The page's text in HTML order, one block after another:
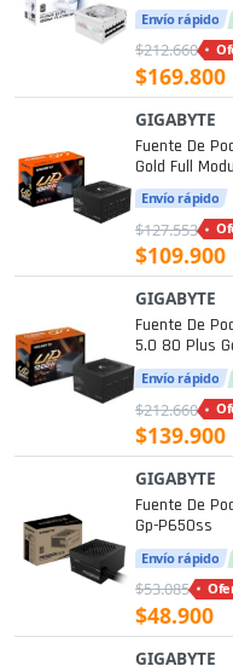
Envío rápido
$212.660
$169.800
GIGABYTE
Fuente De
Gold Full
Envío rápido
$127.553
$109.900
GIGABYTE
Fuente De
5.0 80 Plus
Envío rápido
$212.660
$139.900
GIGABYTE
Fuente De
Gp-P650ss
Envío rápido
$53.085
$48.900
GIGABYTE